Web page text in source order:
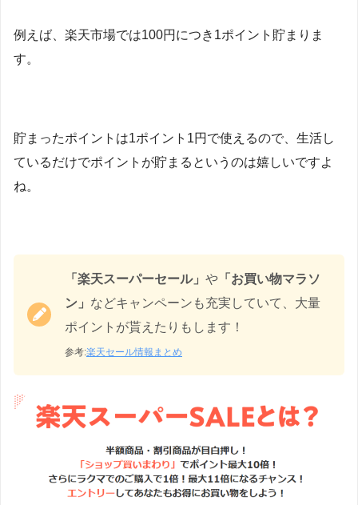
例えば、楽天市場では100円につき1ポイント貯まりま
す。
貯まったポイントは1ポイント1円で使えるので、生活し
ているだけでポイントが貯まるというのは嬉しいですよ
ね。
「楽天スーパーセール」 や 「お買い物マラソ
ン」 などキャンペーンも充実していて、大量
ポイントが貰えたりもします！
参考:楽天セール情報まとめ